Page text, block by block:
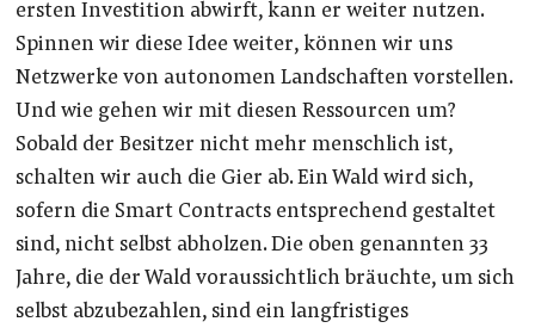
ersten Investition abwirft, kann er weiter nutzen.
Spinnen wir diese Idee weiter, können wir uns
Netzwerke von autonomen Landschaften vorstellen.
Und wie gehen wir mit diesen Ressourcen um?
Sobald der Besitzer nicht mehr menschlich ist,
schalten wir auch die Gier ab. Ein Wald wird sich,
sofern die Smart Contracts entsprechend gestaltet
sind, nicht selbst abholzen. Die oben genannten 33
Jahre, die der Wald voraussichtlich bräuchte, um sich
selbst abzubezahlen, sind ein langfristiges